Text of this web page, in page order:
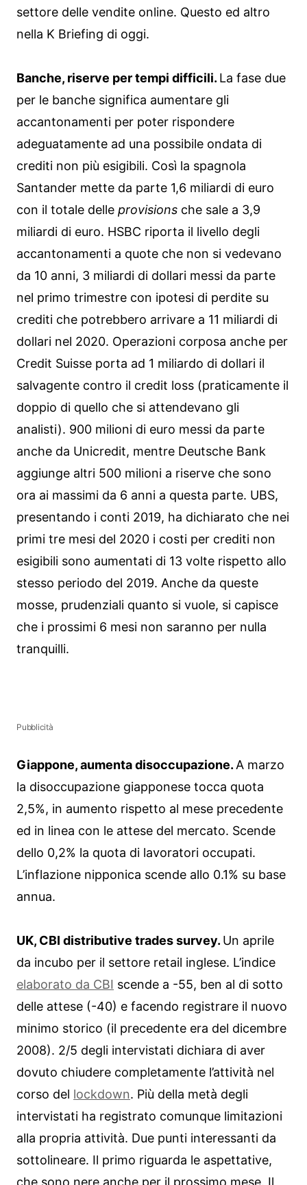
settore delle vendite online. Questo ed altro
nella K Briefing di oggi.
Banche, riserve per tempi difficili. La fase due
per le banche significa aumentare gli
accantonamenti per poter rispondere
adeguatamente ad una possibile ondata di
crediti non più esigibili. Così la spagnola
Santander mette da parte 1,6 miliardi di euro
con il totale delle provisions che sale a 3,9
miliardi di euro. HSBC riporta il livello degli
accantonamenti a quote che non si vedevano
da 10 anni, 3 miliardi di dollari messi da parte
nel primo trimestre con ipotesi di perdite su
crediti che potrebbero arrivare a 11 miliardi di
dollari nel 2020. Operazioni corposa anche per
Credit Suisse porta ad 1 miliardo di dollari il
salvagente contro il credit loss (praticamente il
doppio di quello che si attendevano gli
analisti). 900 milioni di euro messi da parte
anche da Unicredit, mentre Deutsche Bank
aggiunge altri 500 milioni a riserve che sono
ora ai massimi da 6 anni a questa parte. UBS,
presentando i conti 2019, ha dichiarato che nei
primi tre mesi del 2020 i costi per crediti non
esigibili sono aumentati di 13 volte rispetto allo
stesso periodo del 2019. Anche da queste
mosse, prudenziali quanto si vuole, si capisce
che i prossimi 6 mesi non saranno per nulla
tranquilli.
Pubblicità
Giappone, aumenta disoccupazione.A marzo
la disoccupazione giapponese tocca quota
2,5%, in aumento rispetto al mese precedente
ed in linea con le attese del mercato. Scende
dello 0,2% la quota di lavoratori occupati.
L’inflazione nipponica scende allo 0.1% su base
annua.
UK, CBI distributive trades survey. Un aprile
da incubo per il settore retail inglese. L’indice
elaborato da CBI scende a -55, ben al di sotto
delle attese (-40) e facendo registrare il nuovo
minimo storico (il precedente era del dicembre
2008). 2/5 degli intervistati dichiara di aver
dovuto chiudere completamente l’attività nel
corso del lockdown. Più della metà degli
intervistati ha registrato comunque limitazioni
alla propria attività. Due punti interessanti da
sottolineare. Il primo riguarda le aspettative,